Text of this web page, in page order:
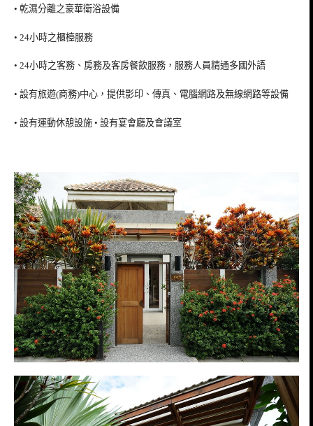
• 乾濕分離之豪華衛浴設備
• 24小時之櫃檯服務
• 24小時之客務、房務及客房餐飲服務，服務人員精通多國外語
• 設有旅遊(商務)中心，提供影印、傳真、電腦網路及無線網路等設備
• 設有運動休憩設施 • 設有宴會廳及會議室